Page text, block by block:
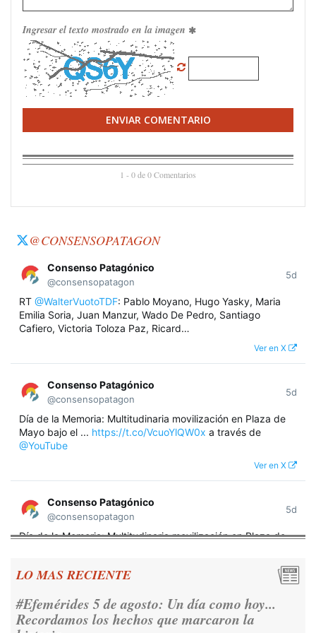
Ingresar el texto mostrado en la imagen
ENVIAR COMENTARIO
1 - 0 de 0 Comentarios
@CONSENSOPATAGON
Consenso Patagónico
@consensopatagon
5d
RT @WalterVuotoTDF: Pablo Moyano, Hugo Yasky, Maria
Emilia Soria, Juan Manzur, Wado De Pedro, Santiago
Cafiero, Victoria Toloza Paz, Ricard…
Ver en X
Consenso Patagónico
@consensopatagon
5d
Día de la Memoria: Multitudinaria movilización en Plaza de
Mayo bajo el ... https://t.co/VcuoYlQW0x a través de
@YouTube
Ver en X
Consenso Patagónico
@consensopatagon
5d
Día de la Memoria: Multitudinaria movilización en Plaza de
Rosada para reivindicar los derechos humanos y la
Ver en X
LO MAS RECIENTE
Tierra del Fuego convoca a la ciudadanía:
abren inscripciones para la audiencia pública